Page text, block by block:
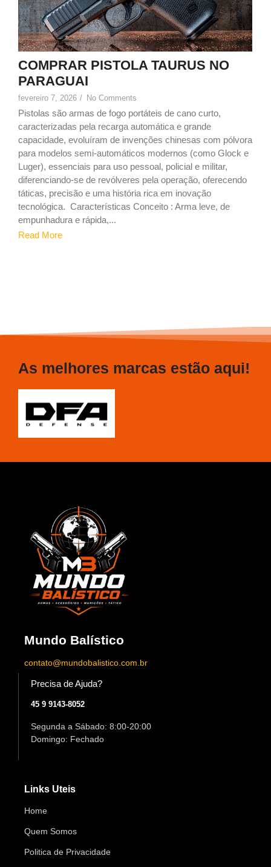
COMPRAR PISTOLA TAURUS NO
PARAGUAI
fevereiro 7, 2026 / No Comments
Pistolas são armas de fogo portáteis de cano curto,
caracterizadas pela recarga automática e grande
capacidade, evoluíram de invenções chinesas com pólvora
para modelos semi-automáticos modernos (como Glock e
Luger), essenciais para uso pessoal, policial e militar,
diferenciando-se de revólveres pela operação, oferecendo
táticas, precisão e uma história rica em inovação
tecnológica. Características Conceito : Arma leve, de
empunhadura e rápida,...
Read More
As melhores marcas estão aqui!
Mundo Balístico
contato@mundobalistico.com.br
Precisa de Ajuda?
45 9 9143-8052
Segunda a Sábado: 8:00-20:00
Domingo: Fechado
Links Uteis
Home
Quem Somos
Politica de Privacidade